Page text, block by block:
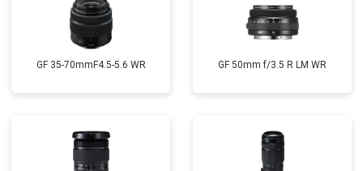
GF 35-70mmF4.5-5.6 WR GF 50mm f/3.5 R LM WR